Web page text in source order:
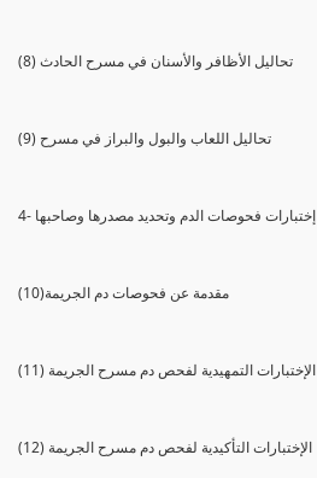
(8) تحاليل الأظافر والأسنان في مسرح الحادث
(9) تحاليل اللعاب والبول والبراز في مسرح
4- إختبارات فحوصات الدم وتحديد مصدرها وصاحبها
(10)مقدمة عن فحوصات دم الجريمة
(11) الإختبارات التمهيدية لفحص دم مسرح الجريمة
(12) الإختبارات التأكيدية لفحص دم مسرح الجريمة